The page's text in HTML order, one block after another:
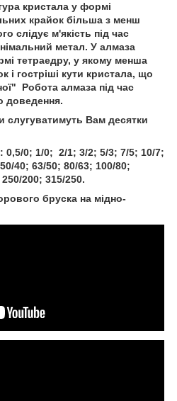
кристала у формі
крайок більша з менш
слідує м'якість під час
метал. У алмаза
тетраедру, у якому менша
і гостріші кути кристала, що
Робота алмаза під час
доведення.
Вам десятки
0,5/0; 1/0; 2/1; 3/2; 5/3; 7/5; 10/7;
40; 63/50; 80/63; 100/80;
200; 315/250.
бруска на мідно-